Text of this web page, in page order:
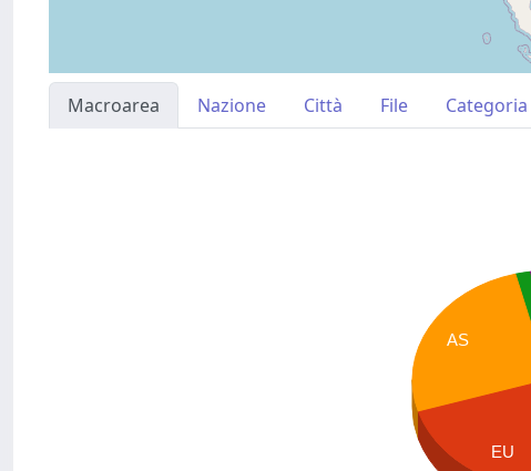
Macroarea Nazione Città File Categoria
AS
EU